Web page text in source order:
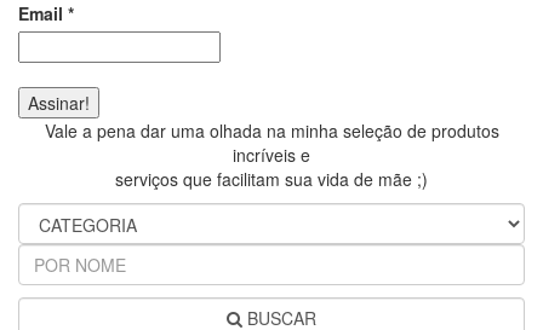
Email *
Vale a pena dar uma olhada na minha seleção de produtos
incríveis e
serviços que facilitam sua vida de mãe ;)
BUSCAR